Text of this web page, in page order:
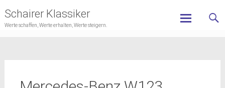
Schairer Klassiker
Werte schaffen, Werte erhalten, Werte steigern.